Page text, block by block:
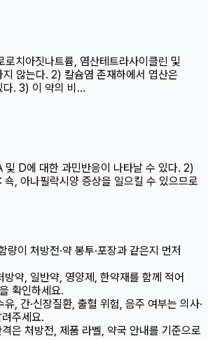
로치아짓나트륨, 염산테트라사이클린 및
않는다. 2) 칼슘염 존재하에서 엽산은
다. 3) 이 약의 비…
및 D에 대한 과민반응이 나타날 수 있다. 2)
, 아나필락시양 증상을 일으킬 수 있으므로
량이 처방전·약 봉투·포장과 같은지 먼저
방약, 일반약, 영양제, 한약재를 함께 적어
확인하세요.
유, 간·신장질환, 출혈 위험, 음주 여부는 의사·
주세요.
은 처방전, 제품 라벨, 약국 안내를 기준으로